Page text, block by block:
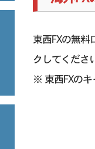
東西FXの無
クしてくださ
※ 東西FXのキ